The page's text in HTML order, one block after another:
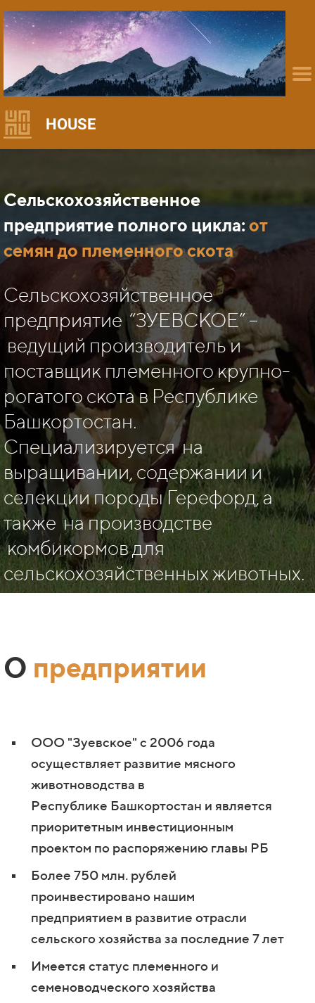
HOUSE
Сельскохозяйственное
предприятие полного цикла: от
семян до племенного скота
Сельскохозяйственное
предприятие “ЗУЕВСКОЕ” –
ведущий производитель и
поставщик племенного крупно-
рогатого скота в Республике
Башкортостан.
Специализируется на
выращивании, содержании и
селекции породы Герефорд, а
также на производстве
комбикормов для
сельскохозяйственных животных.
О предприятии
ООО "Зуевское" c 2006 года
осуществляет развитие мясного
животноводства в
Республике Башкортостан и является
приоритетным инвестиционным
проектом по распоряжению главы РБ
Более 750 млн. рублей
проинвестировано нашим
предприятием в развитие отрасли
сельского хозяйства за последние 7 лет
Имеется статус племенного и
семеноводческогохозяйства